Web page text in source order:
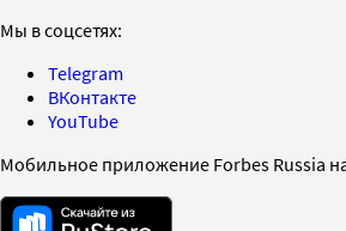
Мы в соцсетях:
Telegram
ВКонтакте
YouTube
Мобильное приложение Forbes Russia